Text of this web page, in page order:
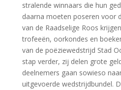
stralende winnaars die hun
daarna moeten poseren voor
van de Raadselige Roos
trofeeën, oorkondes en
van de poëziewedstrijd Stad
stap verder, zij delen grote
deelnemers gaan sowieso
uitgevoerde wedstrijdbundel.